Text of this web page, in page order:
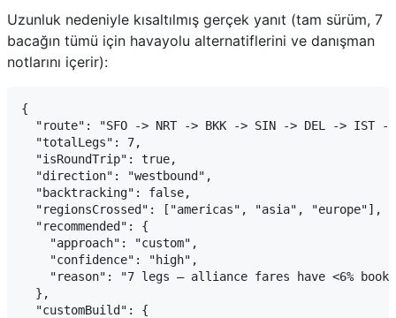
Uzunluk nedeniyle kısaltılmış gerçek yanıt (tam sürüm, 7
bacağın tümü için havayolu alternatiflerini ve danışman
notlarını içerir):
{
"route": "SFO -> NRT -> BKK -> SIN -> DEL -> IST -
  "totalLegs": 7,
  "isRoundTrip": true,
  "direction": "westbound",
  "backtracking": false,
  "regionsCrossed": ["americas", "asia", "europe"],
  "recommended": {
    "approach": "custom",
    "confidence": "high",
"reason": "7 legs — alliance fares have <6%
  },
  "customBuild": {